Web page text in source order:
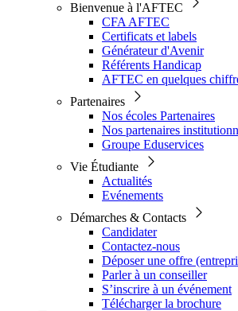
Bienvenue à l'AFTEC
CFA AFTEC
Certificats et labels
Générateur d'Avenir
Référents Handicap
AFTEC en quelques
Partenaires
Nos écoles Partenaires
Nos partenaires
Groupe Eduservices
Vie Étudiante
Actualités
Evénements
Démarches & Contacts
Candidater
Contactez-nous
Déposer une offre
Parler à un conseiller
S’inscrire à un événement
Télécharger la brochure